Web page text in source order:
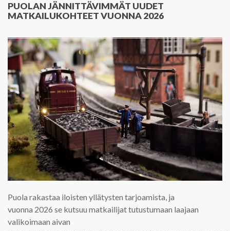
PUOLAN JÄNNITTÄVIMMÄT UUDET
MATKAILUKOHTEET VUONNA 2026
Puola rakastaa iloisten yllätysten tarjoamista, ja
vuonna 2026 se kutsuu matkailijat tutustumaan laajaan
valikoimaan aivan